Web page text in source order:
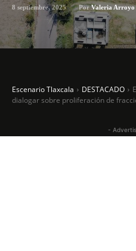
8 septiembre, 2025 Por Valeria Arroyo
Escenario Tlaxcala DESTACADO
dialogar sobre proliferación de
-